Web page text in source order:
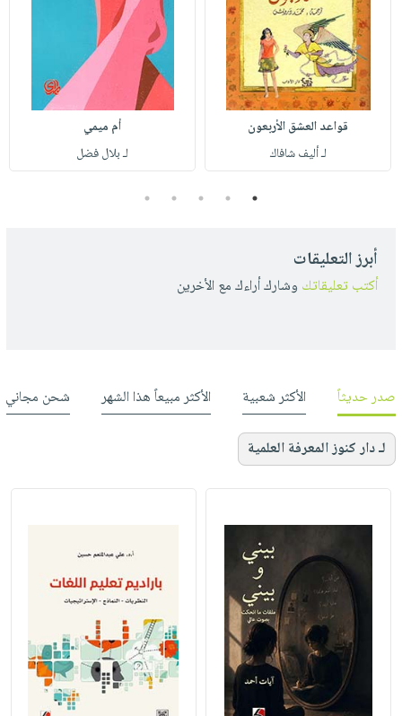
قواعد العشق الأربعون
لـ أليف شافاك
أم ميمي
لـ بلال فضل
1
2
3
4
5
أبرز التعليقات
أكتب تعليقاتك وشارك أراءك مع الأخرين
صدر حديثاً الأكثر شعبية الأكثر مبيعاً هذا الشهر شحن مجاني
لـ دار كنوز المعرفة العلمية